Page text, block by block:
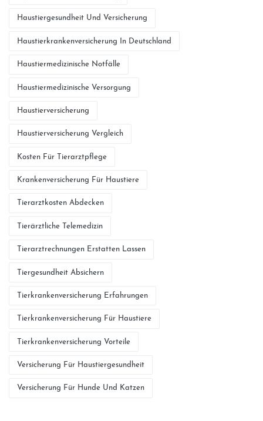
Haustiergesundheit Und Versicherung
Haustierkrankenversicherung In Deutschland
Haustiermedizinische Notfälle
Haustiermedizinische Versorgung
Haustierversicherung
Haustierversicherung Vergleich
Kosten Für Tierarztpflege
Krankenversicherung Für Haustiere
Tierarztkosten Abdecken
Tierärztliche Telemedizin
Tierarztrechnungen Erstatten Lassen
Tiergesundheit Absichern
Tierkrankenversicherung Erfahrungen
Tierkrankenversicherung Für Haustiere
Tierkrankenversicherung Vorteile
Versicherung Für Haustiergesundheit
Versicherung Für Hunde Und Katzen